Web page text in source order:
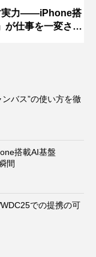
力——iPhone搭
事を一変させ
バス”の使い方を徹
搭載AI基盤
間
での提携の可